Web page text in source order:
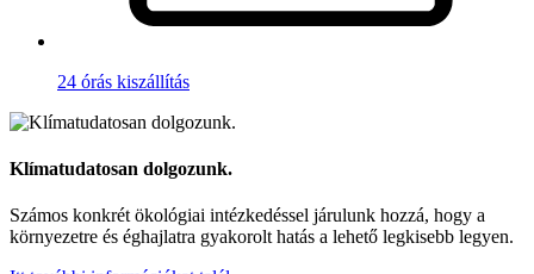
24 órás kiszállítás
Klímatudatosan dolgozunk.
Számos konkrét ökológiai intézkedéssel járulunk hozzá, hogy a
környezetre és éghajlatra gyakorolt hatás a lehető legkisebb legyen.